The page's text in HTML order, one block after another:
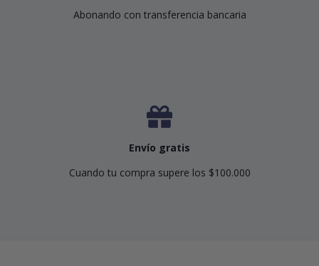
Abonando con transferencia bancaria
Envío gratis
Cuando tu compra supere los $100.000